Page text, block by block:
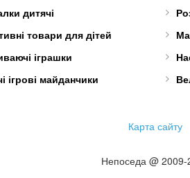
дитячі
товари для дітей
іграшки
ігрові майданчики
Карта сайту
Непоседа @ 2009-